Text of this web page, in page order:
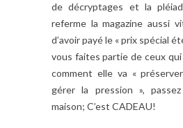
de décryptages et la
referme la magazine aussi
d’avoir payé le « prix spécial
vous faites partie de ceux
comment elle va «
gérer la pression »,
maison; C’est CADEAU!